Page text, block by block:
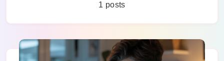
1 posts